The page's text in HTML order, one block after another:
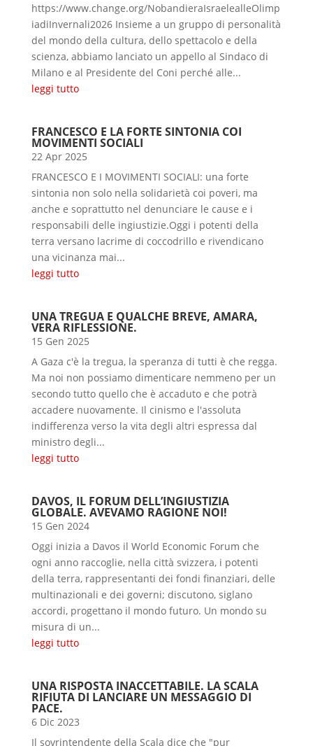
https://www.change.org/NobandieraIsraelealleOlimp
iadiInvernali2026 Insieme a un gruppo di personalità
del mondo della cultura, dello spettacolo e della
scienza, abbiamo lanciato un appello al Sindaco di
Milano e al Presidente del Coni perché alle...
leggi tutto
FRANCESCO E LA FORTE SINTONIA COI
MOVIMENTI SOCIALI
22 Apr 2025
FRANCESCO E I MOVIMENTI SOCIALI: una forte
sintonia non solo nella solidarietà coi poveri, ma
anche e soprattutto nel denunciare le cause e i
responsabili delle ingiustizie.Oggi i potenti della
terra versano lacrime di coccodrillo e rivendicano
una vicinanza mai...
leggi tutto
UNA TREGUA E QUALCHE BREVE, AMARA,
VERA RIFLESSIONE.
15 Gen 2025
A Gaza c'è la tregua, la speranza di tutti è che regga.
Ma noi non possiamo dimenticare nemmeno per un
secondo tutto quello che è accaduto e che potrà
accadere nuovamente. Il cinismo e l'assoluta
indifferenza verso la vita degli altri espressa dal
ministro degli...
leggi tutto
DAVOS, IL FORUM DELL’INGIUSTIZIA
GLOBALE. AVEVAMO RAGIONE NOI!
15 Gen 2024
Oggi inizia a Davos il World Economic Forum che
ogni anno raccoglie, nella città svizzera, i potenti
della terra, rappresentanti dei fondi finanziari, delle
multinazionali e dei governi; discutono, siglano
accordi, progettano il mondo futuro. Un mondo su
misura di un...
leggi tutto
UNA RISPOSTA INACCETTABILE. LA SCALA
RIFIUTA DI LANCIARE UN MESSAGGIO DI
PACE.
6 Dic 2023
Il sovrintendente della Scala dice che "pur